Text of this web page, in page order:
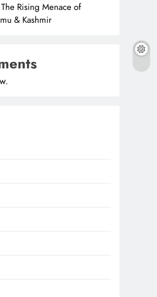
Rising Menace of
& Kashmir